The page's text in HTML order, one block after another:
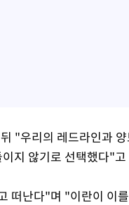
"우리의 레드라인과
지 않기로 선택했다"
떠난다"며 "이란이 이